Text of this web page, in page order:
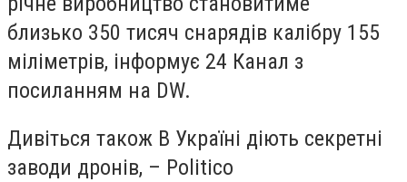
близько 350 тисяч снарядів калібру 155
міліметрів, інформує 24 Канал з
посиланням на DW.
Дивіться також В Україні діють секретні
заводи дронів, – Politico